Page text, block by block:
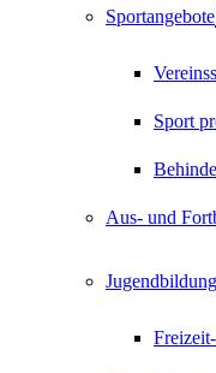
Sportangebote
Sport
Aus- und